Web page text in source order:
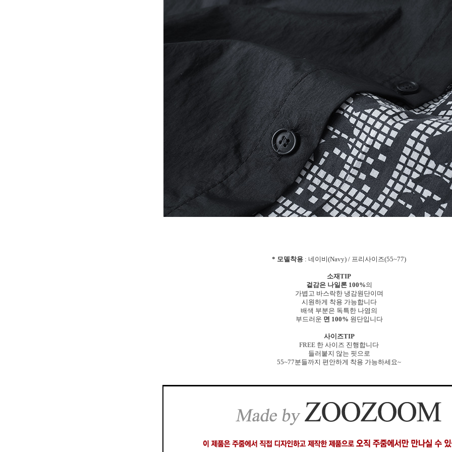
* 모델착용 : 네이비(Navy) / 프리사이즈(55~77)
소재TIP
겉감은 나일론 100%의
가볍고 바스락한 냉감원단이며
시원하게 착용 가능합니다
배색 부분은 독특한 나염의
부드러운 면 100% 원단입니다
사이즈TIP
FREE 한 사이즈 진행합니다
들러붙지 않는 핏으로
55~77분들까지 편안하게 착용 가능하세요~